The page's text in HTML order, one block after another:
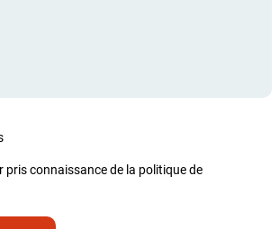
pris connaissance de la politique de